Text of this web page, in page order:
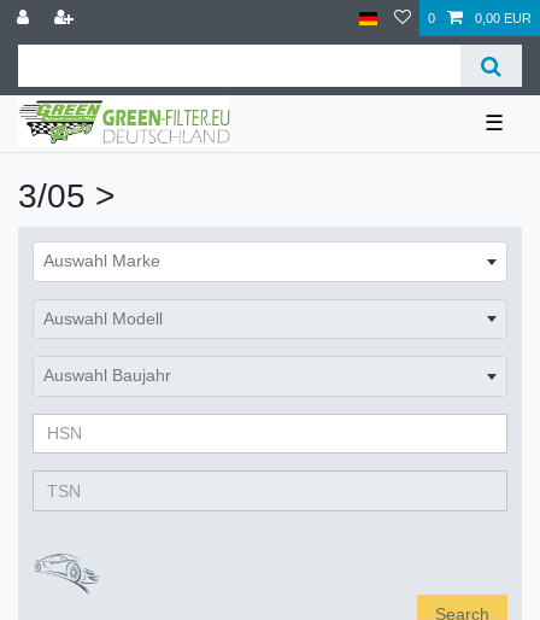
0 0,00 EUR
☰
3/05 >
Auswahl Marke
Auswahl Modell
Auswahl Baujahr
Search